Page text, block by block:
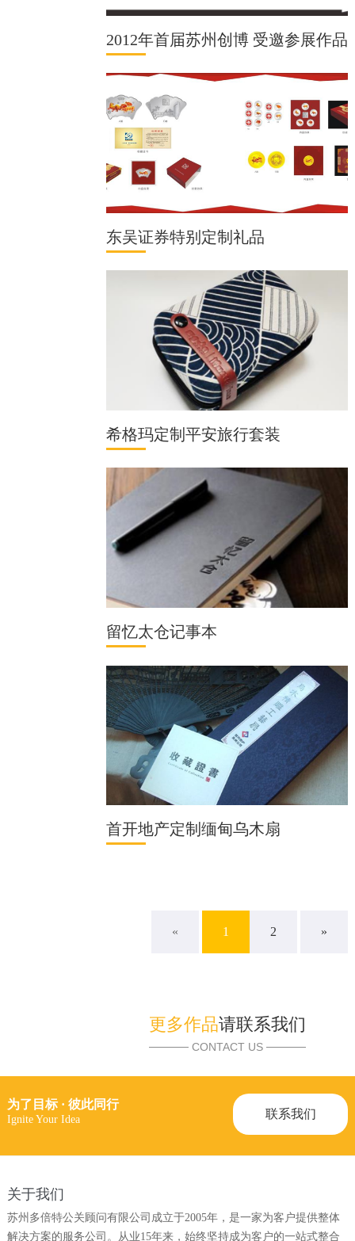
2012年首届苏州创博 受邀参展作品
东吴证券特别定制礼品
希格玛定制平安旅行套装
留忆太仓记事本
首开地产定制缅甸乌木扇
« 1 2 »
更多作品请联系我们
CONTACT US
为了目标 · 彼此同行
Ignite Your Idea 联系我们
关于我们
苏州多倍特公关顾问有限公司成立于2005年，是一家为客户提供整体
解决方案的服务公司。从业15年来，始终坚持成为客户的一站式整合